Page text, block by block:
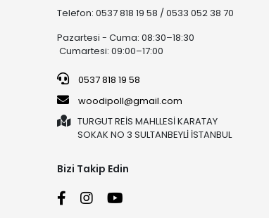
Telefon: 0537 818 19 58 / 0533 052 38 70
Pazartesi - Cuma: 08:30–18:30
Cumartesi: 09:00–17:00
0537 818 19 58
woodipoll@gmail.com
TURGUT REİS MAHLLESİ KARATAY
SOKAK NO 3 SULTANBEYLİ İSTANBUL
Bizi Takip Edin